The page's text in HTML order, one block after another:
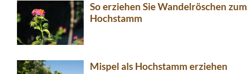
So erziehen Sie Wandelröschen zum
Hochstamm
Mispel als Hochstamm erziehen